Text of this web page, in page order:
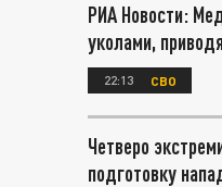
РИА Новости:
уколами,
22:13 СВО
Четверо
подготовку